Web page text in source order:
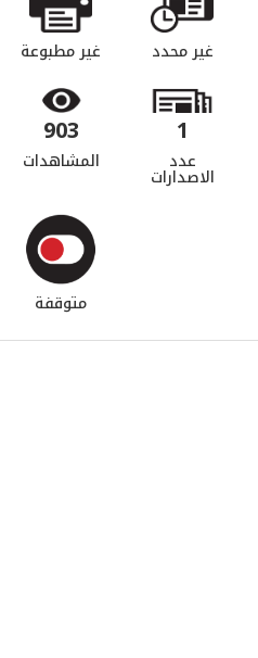
غير محدد غير مطبوعة
1
عدد
الاصدارات
903
المشاهدات
متوقفة